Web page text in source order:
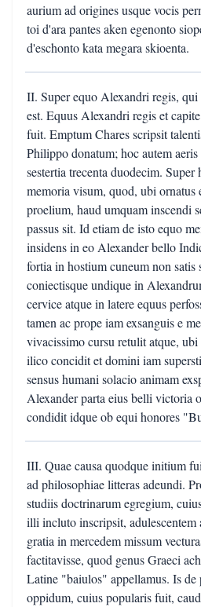
aurium ad origines usque vocis
toi d'ara pantes aken egenonto
d'eschonto kata megara skioenta.
II. Super equo Alexandri regis, qui
est. Equus Alexandri regis et
fuit. Emptum Chares scripsit
Philippo donatum; hoc autem
sestertia trecenta duodecim.
memoria visum, quod, ubi ornatus
proelium, haud umquam inscendi
passus sit. Id etiam de isto equo
insidens in eo Alexander bello
fortia in hostium cuneum non satis
coniectisque undique in
cervice atque in latere equus
tamen ac prope iam exsanguis e
vivacissimo cursu retulit atque, ubi
ilico concidit et domini iam
sensus humani solacio animam
Alexander parta eius belli victoria
condidit idque ob equi honores
III. Quae causa quodque initium
ad philosophiae litteras adeundi.
studiis doctrinarum egregium,
illi incluto inscripsit, adulescentem
gratia in mercedem missum
factitavisse, quod genus Graeci
Latine "baiulos" appellamus. Is
oppidum, cuius popularis fuit,